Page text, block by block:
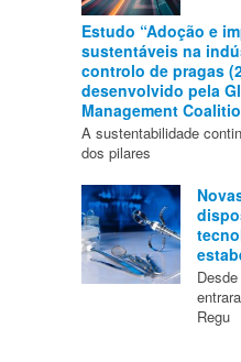
Estudo “Adoção e
sustentáveis na
controlo de pragas
desenvolvido pela
Management
A sustentabilidade
dos pilares
Regu